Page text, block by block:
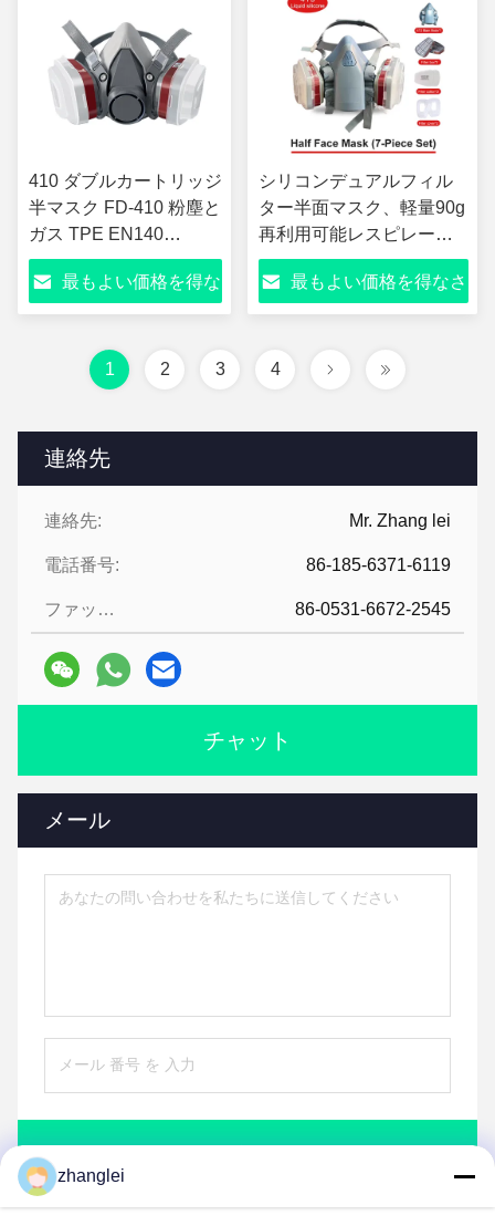
連絡先
連絡先: Mr. Zhang lei
電話番号: 86-185-6371-6119
ファックス: 86-0531-6672-2545
チャット
メール
410 ダブルカートリッジ
半マスク FD-410 粉塵と
ガス TPE EN140
40pcs/CTN 鉱山塗装化
学
最もよい価格を得な
シリコンデュアルフィル
ター半面マスク、軽量90g
再利用可能レスピレータ
ー、建設・塗装用調節可
能安全マスク
最もよい価格を得なさ
1 2 3 4
zhanglei